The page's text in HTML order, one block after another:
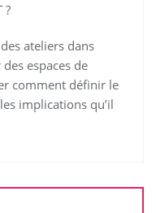
?
ateliers dans
espaces de
comment définir le
implications qu’il